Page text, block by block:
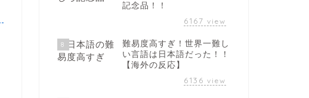
記念品！！
6167 view
8
難易度高すぎ！世界一難し
い言語は日本語だった！！
【海外の反応】
6136 view